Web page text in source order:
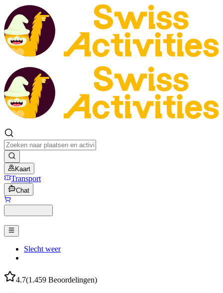
Kaart
Transport
Chat
Slecht weer
4.7(1.459 Beoordelingen)